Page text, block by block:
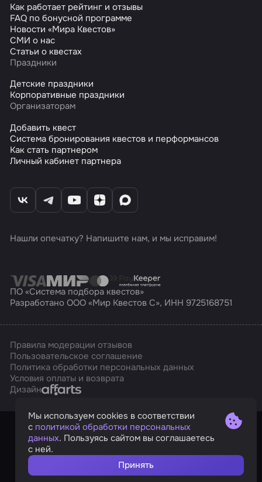
Как работает рейтинг и отзывы
FAQ по бонусной программе
Новости «Мира Квестов»
СМИ о нас
Статьи о квестах
Праздники
Детские праздники
Корпоративные праздники
Организаторам
Добавить квест
Система бронирования квестов и перформансов
Как стать партнером
Личный кабинет партнера
Нашли опечатку? Напишите нам, и мы исправим!
ПО «Система подбора квестов»
Разработано ООО «Мир Квестов С», ИНН 9725168751
Правила модерации отзывов
Пользовательское соглашение
Политика обработки персональных данных
Условия оплаты и возврата
ДизайнAffarts
Мы используем cookies в соответствии
с политикой обработки персональных
данных. Пользуясь сайтом вы соглашаетесь
с ней.
Принять